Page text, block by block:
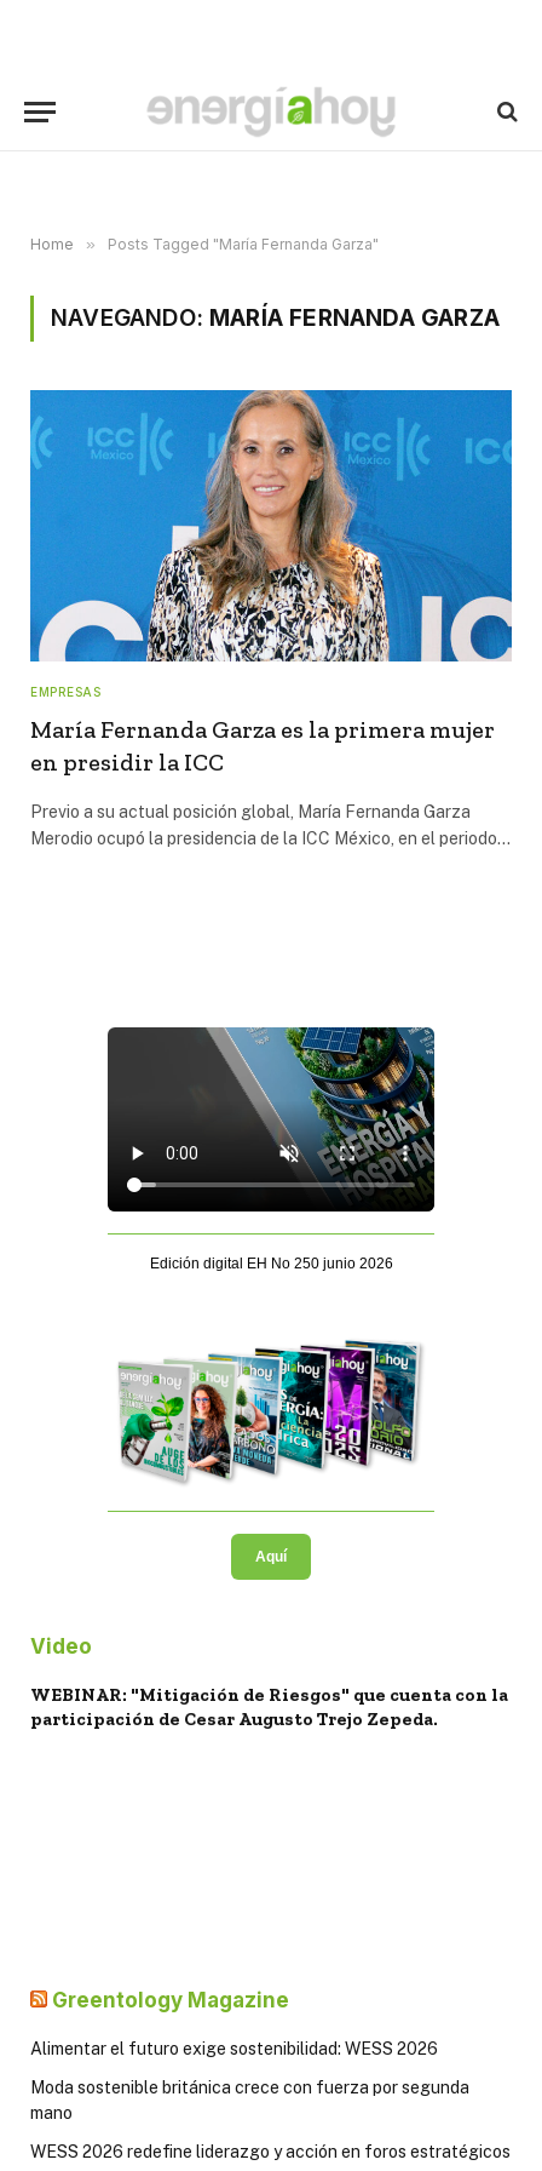
Home » Posts Tagged "María Fernanda Garza"
NAVEGANDO: MARÍA FERNANDA GARZA
EMPRESAS
María Fernanda Garza es la primera mujer
en presidir la ICC
Previo a su actual posición global, María Fernanda Garza
Merodio ocupó la presidencia de la ICC México, en el periodo…
Edición digital EH No 250 junio 2026
Aquí
Video
WEBINAR: "Mitigación de Riesgos" que cuenta con la
participación de Cesar Augusto Trejo Zepeda.
Greentology Magazine
Alimentar el futuro exige sostenibilidad: WESS 2026
Moda sostenible británica crece con fuerza por segunda
mano
WESS 2026 redefine liderazgo y acción en foros estratégicos